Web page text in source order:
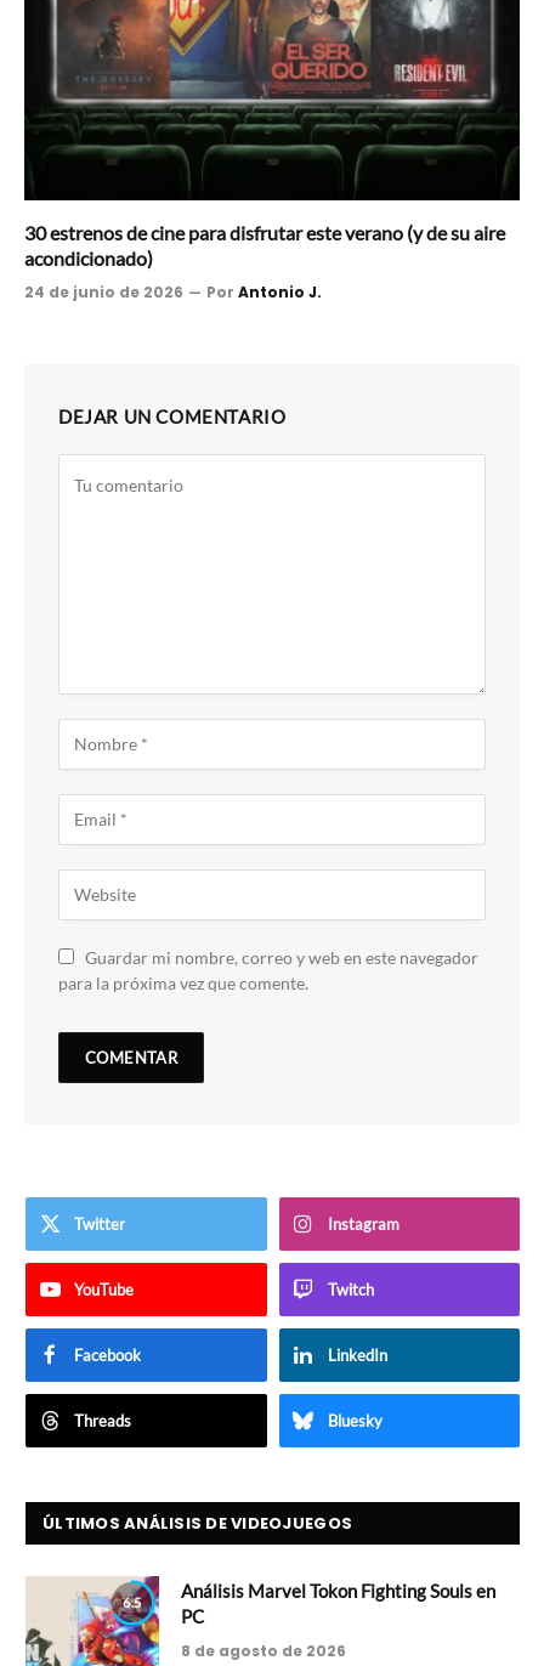
30 estrenos de cine para disfrutar este verano (y de su aire
acondicionado)
24 de junio de 2026 Por Antonio J.
DEJAR UN COMENTARIO
Guardar mi nombre, correo y web en este navegador
para la próxima vez que comente.
Twitter Instagram
YouTube Twitch
Facebook LinkedIn
Threads Bluesky
ÚLTIMOS ANÁLISIS DE VIDEOJUEGOS
6.5
Análisis Marvel Tokon Fighting Souls en
PC
8 de agosto de 2026